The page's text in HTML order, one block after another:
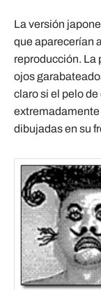
La versión
que aparecerían
reproducción. La
ojos
claro si el pelo
dibujadas en su